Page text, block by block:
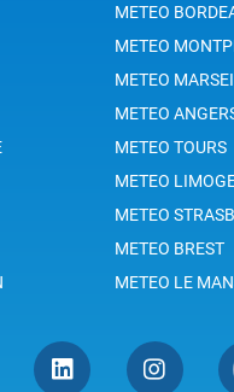
METEO
METEO
METEO
METEO
METEO TOURS
METEO
METEO
METEO BREST
METEO LE